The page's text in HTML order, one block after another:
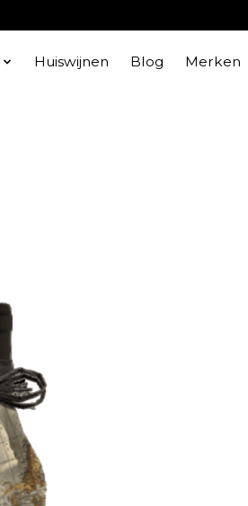
Huiswijnen Blog Merken